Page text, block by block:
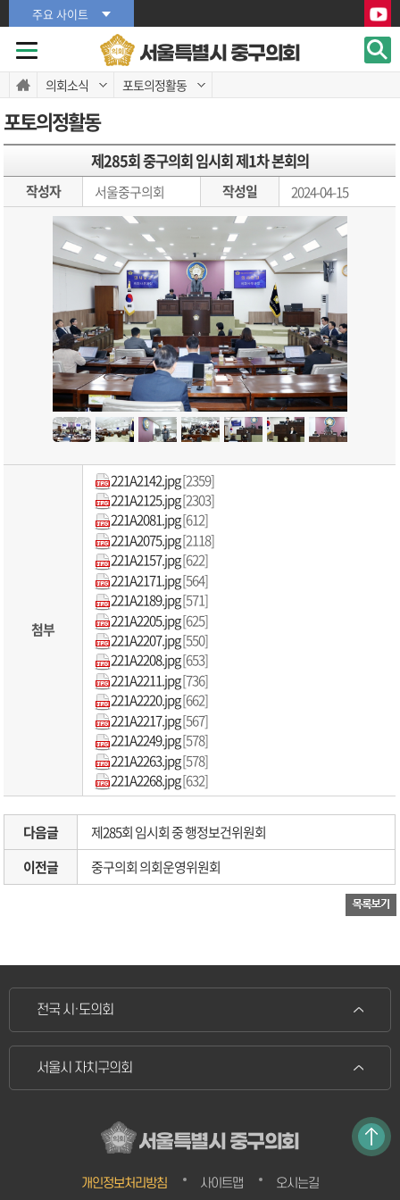
본문바로가기
본문바로가기
주요 사이트
서울특별시 중구의회
의회소식 포토의정활동
포토의정활동
제285회 중구의회 임시회 제1차 본회의
작성자 서울중구의회 작성일 2024-04-15
첨부
221A2142.jpg[2359]
221A2125.jpg[2303]
221A2081.jpg[612]
221A2075.jpg[2118]
221A2157.jpg[622]
221A2171.jpg[564]
221A2189.jpg[571]
221A2205.jpg[625]
221A2207.jpg[550]
221A2208.jpg[653]
221A2211.jpg[736]
221A2220.jpg[662]
221A2217.jpg[567]
221A2249.jpg[578]
221A2263.jpg[578]
221A2268.jpg[632]
다음글
제285회 임시회 중 행정보건위원회
이전글
중구의회 의회운영위원회
전국 시·도의회
서울시 자치구의회
서울특별시 중구의회
개인정보처리방침 사이트맵 오시는길